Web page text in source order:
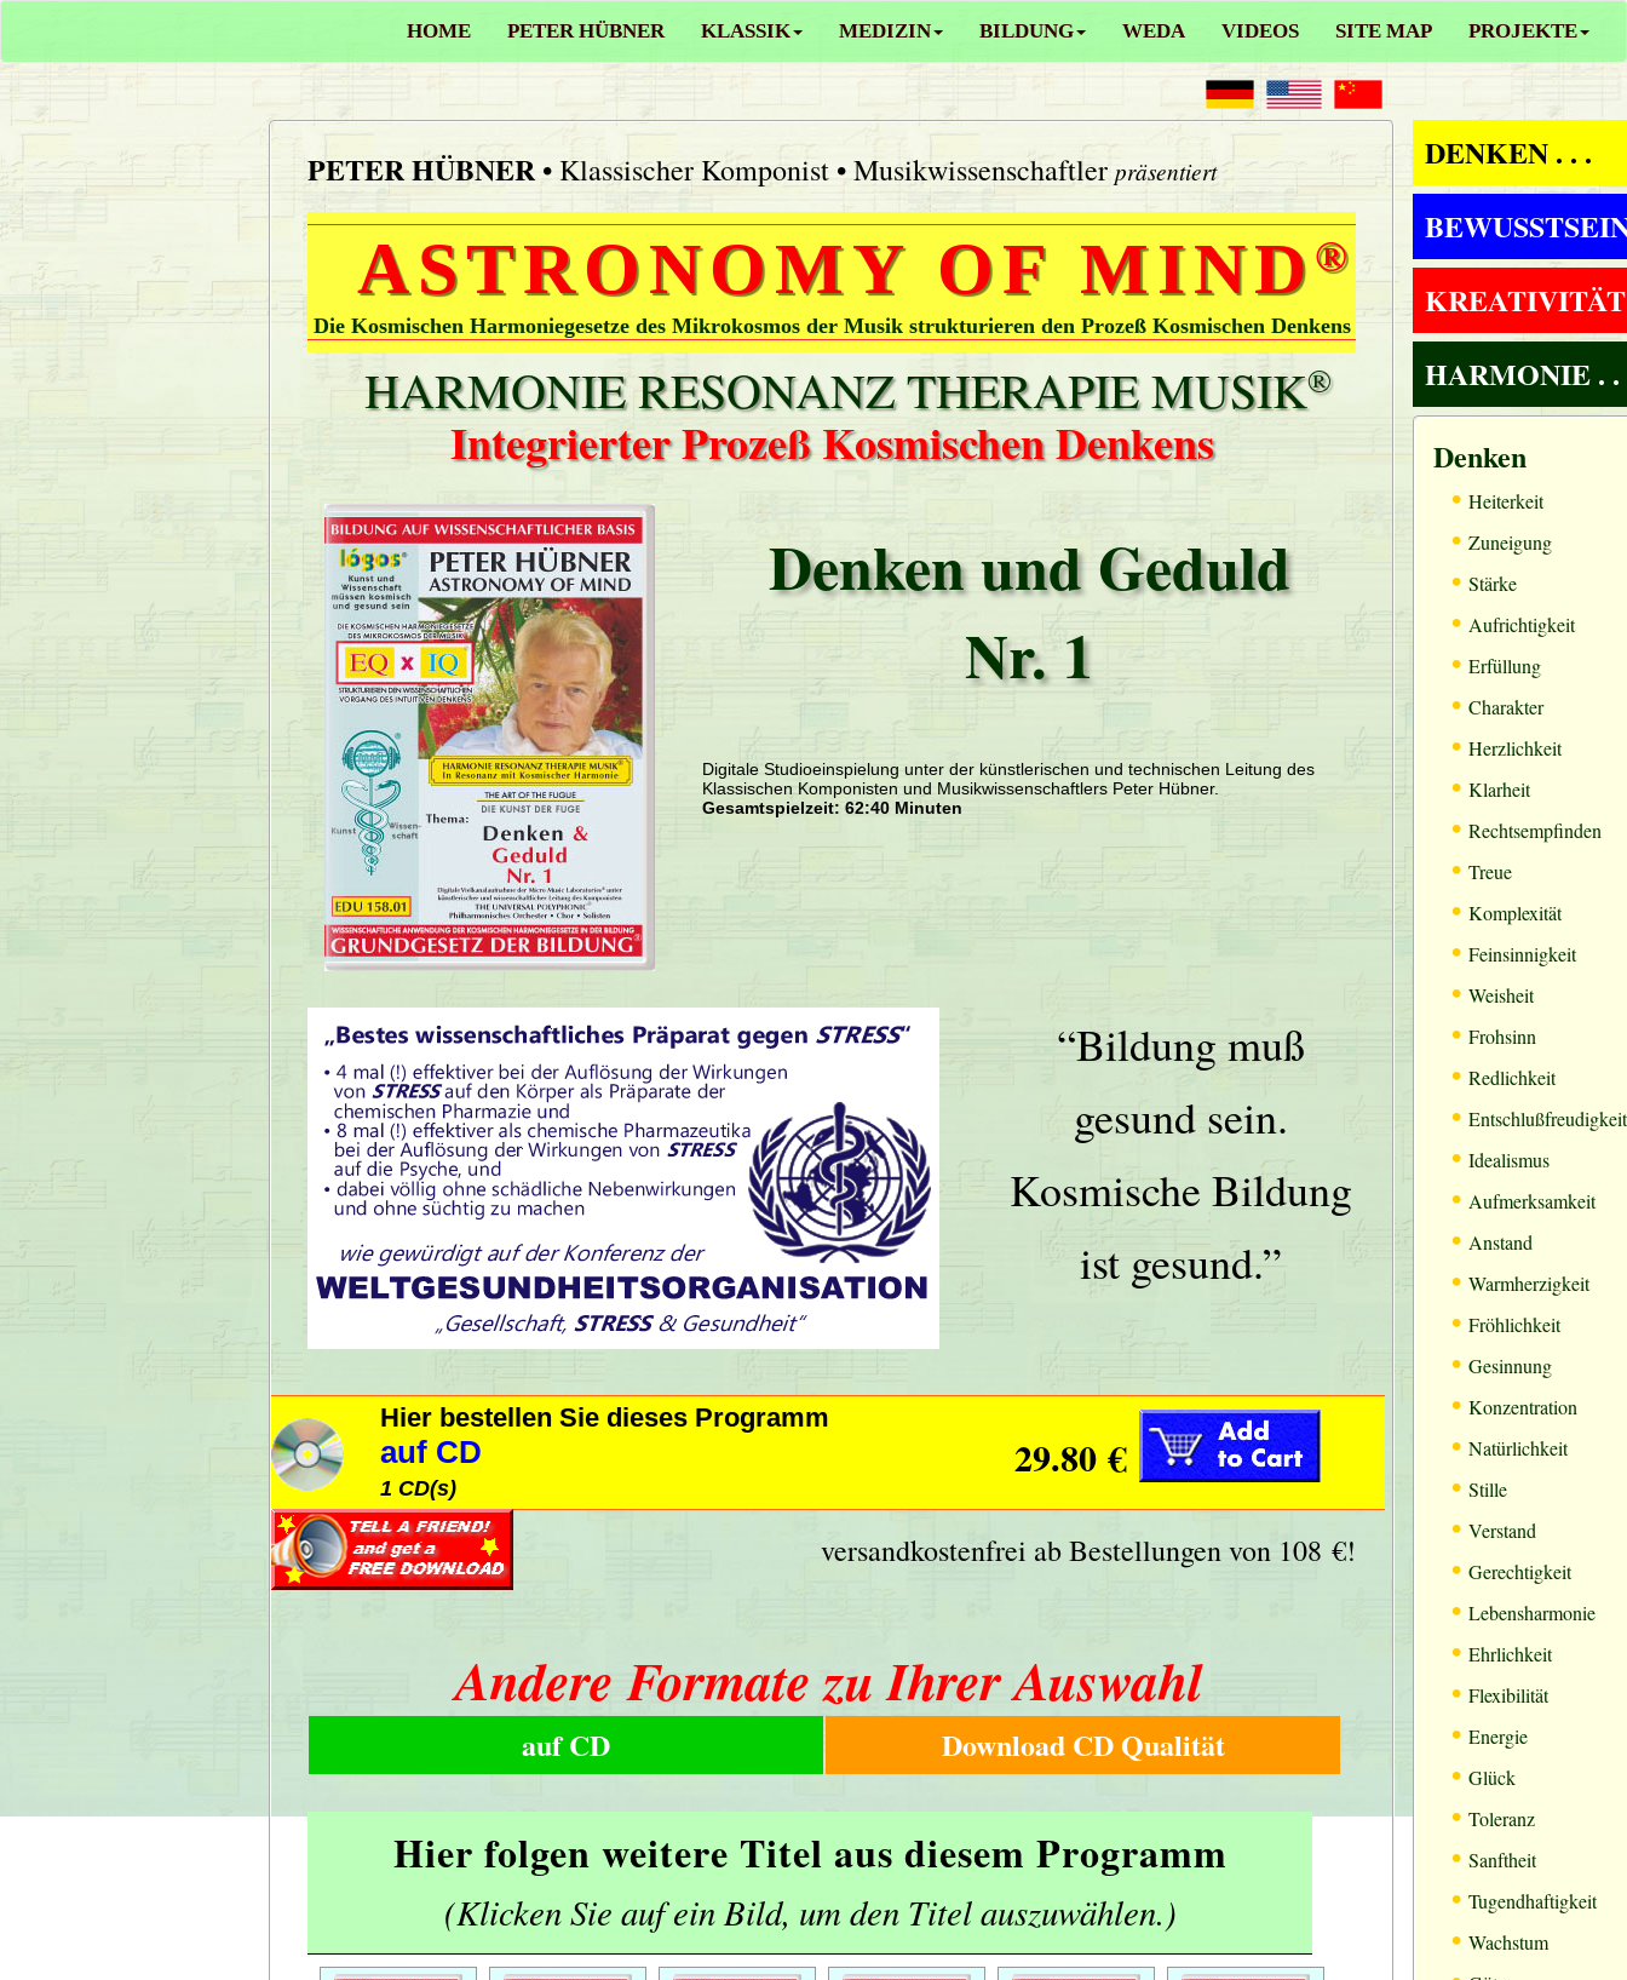
HOME PETER HÜBNER KLASSIK MEDIZIN BILDUNG WEDA VIDEOS SITE MAP PROJEKTE
PETER HÜBNER• Klassischer Komponist • Musikwissenschaftler präsentiert
ASTRONOMY OF MIND ®
Die Kosmischen Harmoniegesetze des Mikrokosmos der Musik strukturieren den Prozeß Kosmischen Denkens
HARMONIE RESONANZ THERAPIE MUSIK®
Integrierter Prozeß Kosmischen Denkens
Denken und Geduld
Nr. 1
Digitale Studioeinspielung unter der künstlerischen und technischen Leitung des
Klassischen Komponisten und Musikwissenschaftlers Peter Hübner.
Gesamtspielzeit: 62:40 Minuten
“Bildung muß
gesund sein.
Kosmische Bildung
ist gesund.”
Hier bestellen Sie dieses Programm
auf CD
1 CD(s)
29.80 €
versandkostenfrei ab Bestellungen von 108 €!
Andere Formate zu Ihrer Auswahl
auf CD Download CD Qualität
Hier folgen weitere Titel aus diesem Programm
(Klicken Sie auf ein Bild, um den Titel auszuwählen.)
DENKEN . . .
HARMONIE . .
Denken
• Heiterkeit
• Zuneigung
• Stärke
• Aufrichtigkeit
• Erfüllung
• Charakter
• Herzlichkeit
• Klarheit
• Rechtsempfinden
• Treue
• Komplexität
• Feinsinnigkeit
• Weisheit
• Frohsinn
• Redlichkeit
• Entschlußfreudigkeit
• Idealismus
• Aufmerksamkeit
• Anstand
• Warmherzigkeit
• Fröhlichkeit
• Gesinnung
• Konzentration
• Natürlichkeit
• Stille
• Verstand
• Gerechtigkeit
• Lebensharmonie
• Ehrlichkeit
• Flexibilität
• Energie
• Glück
• Toleranz
• Sanftheit
• Tugendhaftigkeit
• Wachstum